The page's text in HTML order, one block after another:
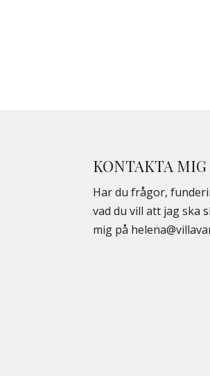
KONTAKTA MIG
Har du frågor,
vad du vill att jag ska
mig på